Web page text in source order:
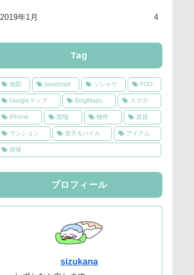
2019年1月 4
Tag
地図 javascript ソシャゲ FGO
Googleマップ BingMaps スマホ
iPhone 団地 物件 賃貸
マンション 楽天モバイル アイテム
就寝
プロフィール
sizukana